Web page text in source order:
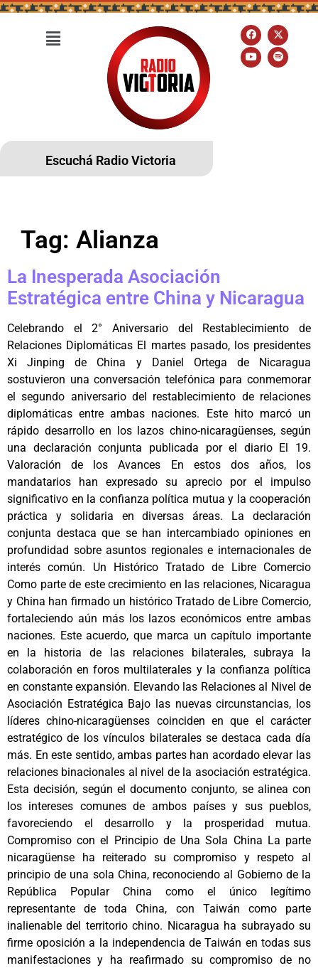
Escuchá Radio Victoria
Tag: Alianza
La Inesperada Asociación
Estratégica entre China y Nicaragua
Celebrando el 2° Aniversario del Restablecimiento de
Relaciones Diplomáticas El martes pasado, los presidentes
Xi Jinping de China y Daniel Ortega de Nicaragua
sostuvieron una conversación telefónica para conmemorar
el segundo aniversario del restablecimiento de relaciones
diplomáticas entre ambas naciones. Este hito marcó un
rápido desarrollo en los lazos chino-nicaragüenses, según
una declaración conjunta publicada por el diario El 19.
Valoración de los Avances En estos dos años, los
mandatarios han expresado su aprecio por el impulso
significativo en la confianza política mutua y la cooperación
práctica y solidaria en diversas áreas. La declaración
conjunta destaca que se han intercambiado opiniones en
profundidad sobre asuntos regionales e internacionales de
interés común. Un Histórico Tratado de Libre Comercio
Como parte de este crecimiento en las relaciones, Nicaragua
y China han firmado un histórico Tratado de Libre Comercio,
fortaleciendo aún más los lazos económicos entre ambas
naciones. Este acuerdo, que marca un capítulo importante
en la historia de las relaciones bilaterales, subraya la
colaboración en foros multilaterales y la confianza política
en constante expansión. Elevando las Relaciones al Nivel de
Asociación Estratégica Bajo las nuevas circunstancias, los
líderes chino-nicaragüenses coinciden en que el carácter
estratégico de los vínculos bilaterales se destaca cada día
más. En este sentido, ambas partes han acordado elevar las
relaciones binacionales al nivel de la asociación estratégica.
Esta decisión, según el documento conjunto, se alinea con
los intereses comunes de ambos países y sus pueblos,
favoreciendo el desarrollo y la prosperidad mutua.
Compromiso con el Principio de Una Sola China La parte
nicaragüense ha reiterado su compromiso y respeto al
principio de una sola China, reconociendo al Gobierno de la
República Popular China como el único legítimo
representante de toda China, con Taiwán como parte
inalienable del territorio chino. Nicaragua ha subrayado su
firme oposición a la independencia de Taiwán en todas sus
manifestaciones y ha reafirmado su compromiso de no